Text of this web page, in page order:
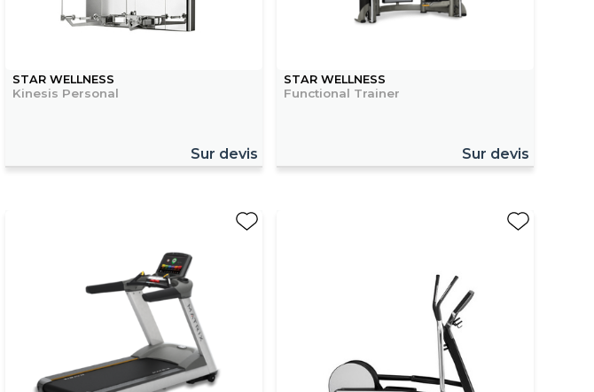
STAR WELLNESS
Kinesis Personal
Sur devis
STAR WELLNESS
Functional Trainer
Sur devis